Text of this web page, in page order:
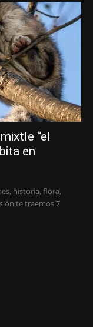
“el
en
historia, flora,
te traemos 7